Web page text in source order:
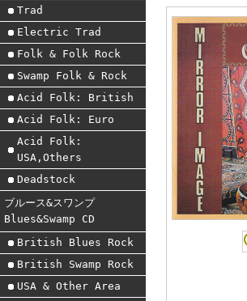
Trad
Electric Trad
Folk & Folk Rock
Swamp Folk & Rock
Acid Folk: British
Acid Folk: Euro
Acid Folk:
USA,Others
Deadstock
ブルース&スワンプ
Blues&Swamp CD
British Blues Rock
British Swamp Rock
USA & Other Area